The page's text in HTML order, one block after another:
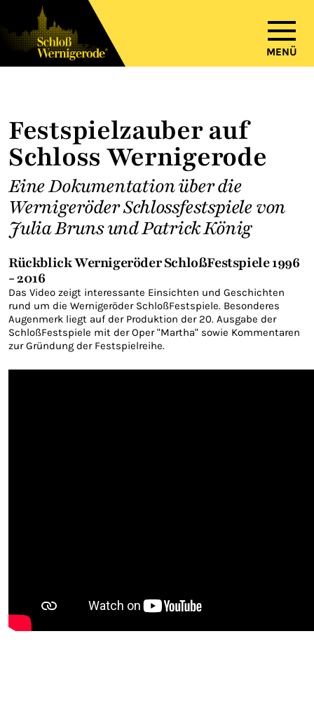
MENÜ
Festspielzauber auf
Schloss Wernigerode
Eine Dokumentation über die
Wernigeröder Schlossfestspiele von
Julia Bruns und Patrick König
Rückblick Wernigeröder SchloßFestspiele 1996
- 2016
Das Video zeigt interessante Einsichten und Geschichten
rund um die Wernigeröder SchloßFestspiele. Besonderes
Augenmerk liegt auf der Produktion der 20. Ausgabe der
SchloßFestspiele mit der Oper "Martha" sowie Kommentaren
zur Gründung der Festspielreihe.